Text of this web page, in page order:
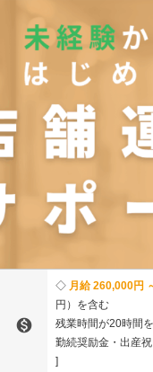

月給 260,000円
円）を含む
残業時間が20時間
勤続奨励金・出産